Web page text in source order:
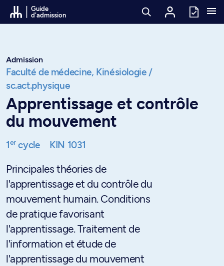
Passer au contenu
Guide
d'admission
Admission
Faculté de médecine, Kinésiologie /
sc.act.physique
Apprentissage et contrôle
du mouvement
1ercycle KIN 1031
Principales théories de
l'apprentissage et du contrôle du
mouvement humain. Conditions
de pratique favorisant
l'apprentissage. Traitement de
l'information et étude de
l'apprentissage du mouvement